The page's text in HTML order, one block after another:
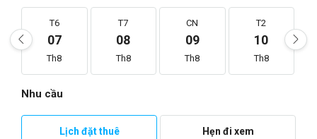
T6
07
Th8
T7
08
Th8
CN
09
Th8
T2
10
Th8
Nhu cầu
Lịch đặt thuê Hẹn đi xem